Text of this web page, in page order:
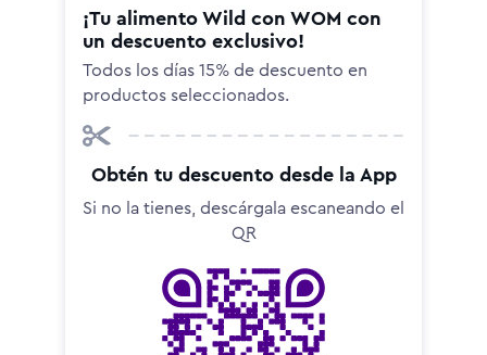
¡Tu alimento Wild con WOM con
un descuento exclusivo!
Todos los días 15% de descuento en
productos seleccionados.
Obtén tu descuento desde la App
Si no la tienes, descárgala escaneando el
QR